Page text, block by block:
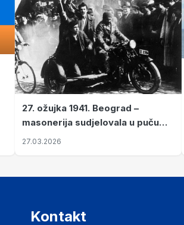
27. ožujka 1941. Beograd –
masonerija sudjelovala u puču
koji je Jugoslaviju odveo u krvavi
27.03.2026
Kontakt